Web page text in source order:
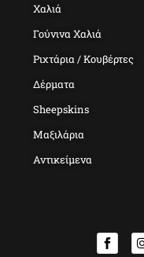
Χαλιά
Γούνινα Χαλιά
Ριχτάρια / Κουβέρτες
Δέρματα
Sheepskins
Μαξιλάρια
Αντικείμενα